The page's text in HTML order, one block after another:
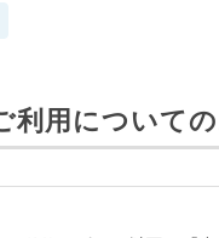
利用について